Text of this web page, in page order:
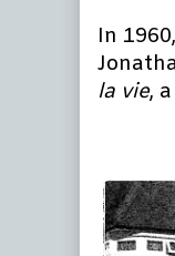
In
la vie,